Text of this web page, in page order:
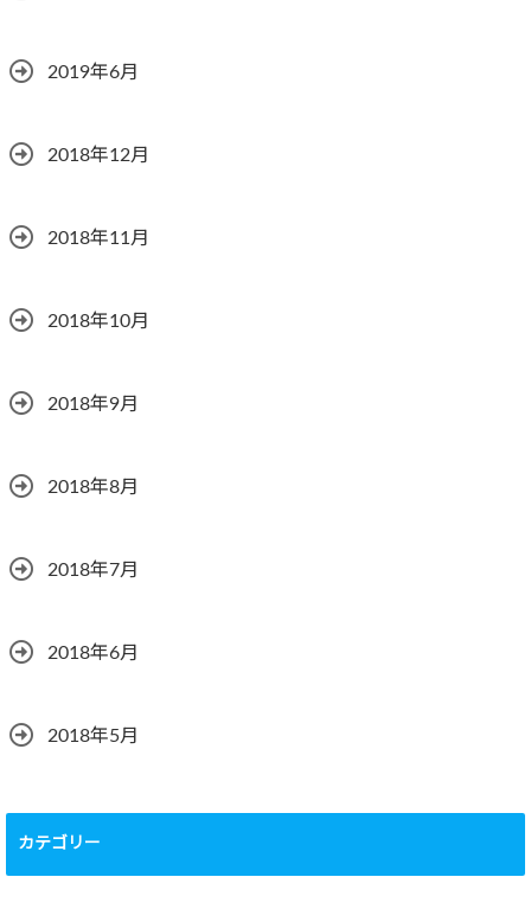
2019年6月
2018年12月
2018年11月
2018年10月
2018年9月
2018年8月
2018年7月
2018年6月
2018年5月
カテゴリー